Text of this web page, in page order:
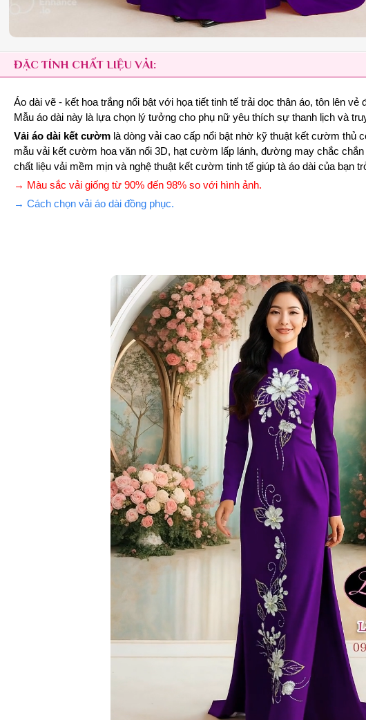
ĐẶC TÍNH CHẤT LIỆU VẢI:
Áo dài vẽ - kết hoa trắng nổi bật với họa tiết tinh tế trải dọc thân áo, tôn lên
Mẫu áo dài này là lựa chọn lý tưởng cho phụ nữ yêu thích sự thanh lịch và
Vải áo dài kết cườm là dòng vải cao cấp nổi bật nhờ kỹ thuật kết cườm thủ
mẫu vải kết cườm hoa văn nổi 3D, hạt cườm lấp lánh, đường may chắc
chất liệu vải mềm mịn và nghệ thuật kết cườm tinh tế giúp tà áo dài của bạn
→ Màu sắc vải giống từ 90% đến 98% so với hình ảnh.
→ Cách chọn vải áo dài đồng phục.